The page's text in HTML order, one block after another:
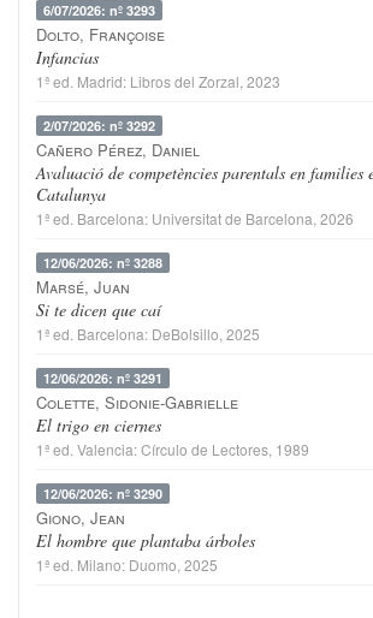
6/07/2026: nº 3293
Dolto, Françoise
Infancias
1ª ed. Madrid: Libros del Zorzal , 2023
2/07/2026: nº 3292
Cañero Pérez, Daniel
Avaluació de competències parentals en families
Catalunya
1ª ed. Barcelona: Universitat de Barcelona , 2026
12/06/2026: nº 3288
Marsé, Juan
Si te dicen que caí
1ª ed. Barcelona: DeBolsillo , 2025
12/06/2026: nº 3291
Colette, Sidonie-Gabrielle
El trigo en ciernes
1ª ed. Valencia:Círculo de Lectores , 1989
12/06/2026: nº 3290
Giono, Jean
El hombre que plantaba árboles
1ª ed. Milano: Duomo , 2025